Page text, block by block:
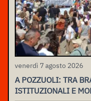
venerdì 7 agosto 2026
A POZZUOLI: TRA
ISTITUZIONALI E